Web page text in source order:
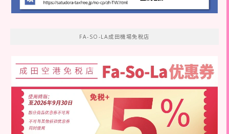
FA-SO-LA成田機場免稅店